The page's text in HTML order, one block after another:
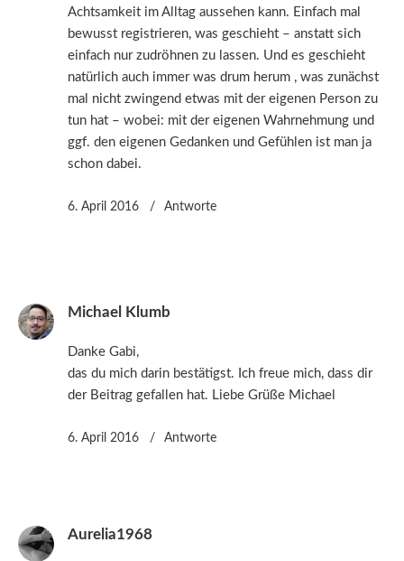
Achtsamkeit im Alltag aussehen kann. Einfach mal
bewusst registrieren, was geschieht – anstatt sich
einfach nur zudröhnen zu lassen. Und es geschieht
natürlich auch immer was drum herum , was zunächst
mal nicht zwingend etwas mit der eigenen Person zu
tun hat – wobei: mit der eigenen Wahrnehmung und
ggf. den eigenen Gedanken und Gefühlen ist man ja
schon dabei.
6. April 2016 Antworte
Michael Klumb
Danke Gabi,
das du mich darin bestätigst. Ich freue mich, dass dir
der Beitrag gefallen hat. Liebe Grüße Michael
6. April 2016 Antworte
Aurelia1968